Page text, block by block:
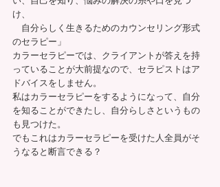
け、
自分らしく生きるためのカウンセリング形式
のセラピー」
カラーセラピーでは、クライアントが答えを持
っていることが大前提なので、セラピストはア
ドバイスをしません。
私はカラーセラピーをするようになって、自分
を知ることができたし、自分らしさというもの
も見つけた。
でもこれはカラーセラピーを受けた人全員がそ
うなると断言できる？